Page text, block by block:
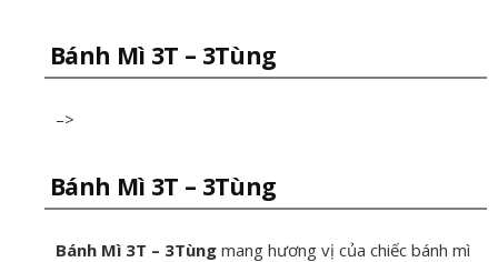
Bánh Mì 3T – 3Tùng
–>
Bánh Mì 3T – 3Tùng
Bánh Mì 3T – 3Tùng mang hương vị của chiếc bánh mì